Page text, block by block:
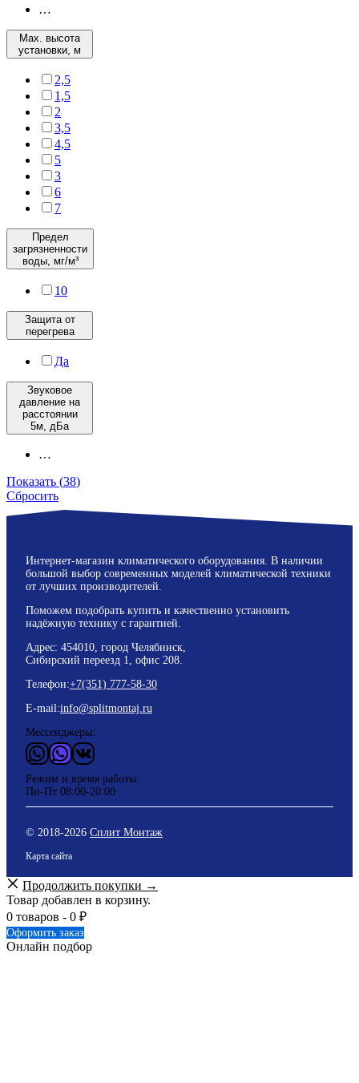
…
Max. высота
установки, м
2,5
1,5
2
3,5
4,5
5
3
6
7
Предел
загрязненности
воды, мг/м³
10
Защита от
перегрева
Да
Звуковое
давление на
расстоянии
5м, дБа
…
Показать (38)
Сбросить
Интернет-магазин климатического оборудования. В наличии
большой выбор современных моделей климатической техники
от лучших производителей.
Поможем подобрать купить и качественно установить
надёжную технику с гарантией.
Адрес: 454010, город Челябинск,
Сибирский переезд 1, офис 208.
Телефон:+7(351) 777-58-30
E-mail:info@splitmontaj.ru
Мессенджеры:
WhatsApp
ViderВКонтакте
Режим и время работы:
Пн-Пт 08:00-20:00
© 2018-2026 Сплит Монтаж
Карта сайта
Продолжить покупки →
Товар добавлен в корзину.
0 товаров - 0 ₽
Оформить заказ
Онлайн подбор